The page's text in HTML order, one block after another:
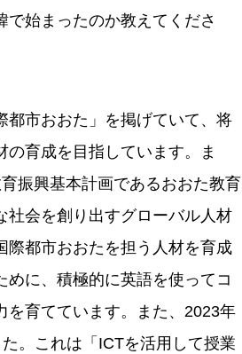
始まったのか教えてくださ
都市おおた」を掲げていて、将
育成を目指しています。ま
振興基本計画であるおおた教育
社会を創り出すグローバル人材
際都市おおたを担う人材を育成
めに、積極的に英語を使ってコ
を育てています。また、2023年
。これは「ICTを活用して授業